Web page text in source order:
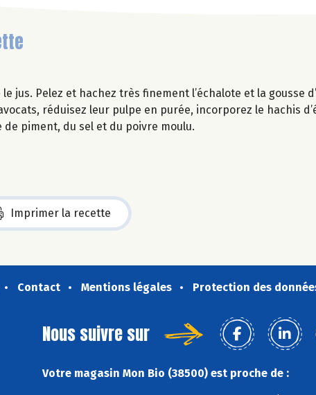
jus. Pelez et hachez très finement l’échalote et la gousse
réduisez leur pulpe en purée, incorporez le hachis
de piment, du sel et du poivre moulu.
Imprimer la recette
Contact Mentions légales Protection des
Nous suivre sur
Votre magasin Mon Bio (38500) est proche de :